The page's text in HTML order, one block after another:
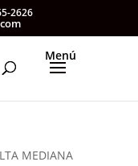
2626
MEDIANA